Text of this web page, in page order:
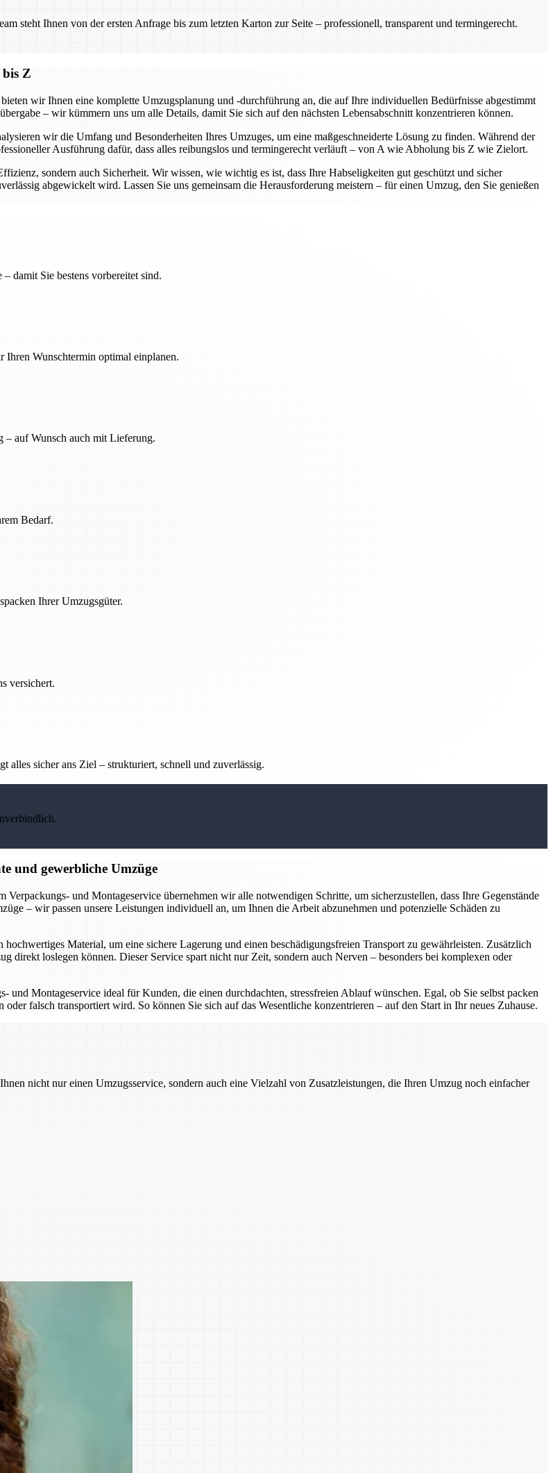
steht Ihnen von der ersten Anfrage bis zum letzten Karton zur Seite – professionell, transparent und termingerecht.
Z
wir Ihnen eine komplette Umzugsplanung und -durchführung an, die auf Ihre individuellen Bedürfnisse abgestimmt
– wir kümmern uns um alle Details, damit Sie sich auf den nächsten Lebensabschnitt konzentrieren können.
wir die Umfang und Besonderheiten Ihres Umzuges, um eine maßgeschneiderte Lösung zu finden. Während der
Ausführung dafür, dass alles reibungslos und termingerecht verläuft – von A wie Abholung bis Z wie Zielort.
sondern auch Sicherheit. Wir wissen, wie wichtig es ist, dass Ihre Habseligkeiten gut geschützt und sicher
abgewickelt wird. Lassen Sie uns gemeinsam die Herausforderung meistern – für einen Umzug, den Sie genießen
damit Sie bestens vorbereitet sind.
Wunschtermin optimal einplanen.
– auf Wunsch auch mit Lieferung.
Bedarf.
Ihrer Umzugsgüter.
versichert.
alles sicher ans Ziel – strukturiert, schnell und zuverlässig.
und gewerbliche Umzüge
und Montageservice übernehmen wir alle notwendigen Schritte, um sicherzustellen, dass Ihre Gegenstände
– wir passen unsere Leistungen individuell an, um Ihnen die Arbeit abzunehmen und potenzielle Schäden zu
Material, um eine sichere Lagerung und einen beschädigungsfreien Transport zu gewährleisten. Zusätzlich
direkt loslegen können. Dieser Service spart nicht nur Zeit, sondern auch Nerven – besonders bei komplexen oder
und Montageservice ideal für Kunden, die einen durchdachten, stressfreien Ablauf wünschen. Egal, ob Sie selbst packen
falsch transportiert wird. So können Sie sich auf das Wesentliche konzentrieren – auf den Start in Ihr neues Zuhause.
nicht nur einen Umzugsservice, sondern auch eine Vielzahl von Zusatzleistungen, die Ihren Umzug noch einfacher